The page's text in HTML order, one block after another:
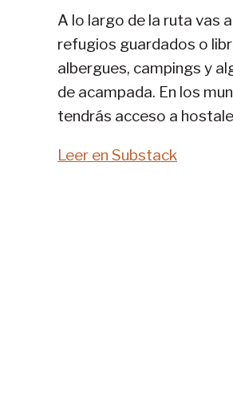
A lo largo de la ruta vas
refugios guardados o
albergues, campings y
de acampada. En los
tendrás acceso a
Leer en Substack